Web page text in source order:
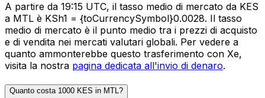
A partire da 19:15 UTC, il tasso medio di mercato da KES
a MTL è KSh1 = {toCurrencySymbol}0.0028. Il tasso
medio di mercato è il punto medio tra i prezzi di acquisto
e di vendita nei mercati valutari globali. Per vedere a
quanto ammonterebbe questo trasferimento con Xe,
visita la nostra pagina dedicata all'invio di denaro.
Quanto costa 1000 KES in MTL?